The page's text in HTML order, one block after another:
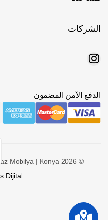
الشركات
الدفع الآمن المضمون
© 2026 Şahbaz Mobilya | Konya. جميع الحقوق محفوظة -
Dijital